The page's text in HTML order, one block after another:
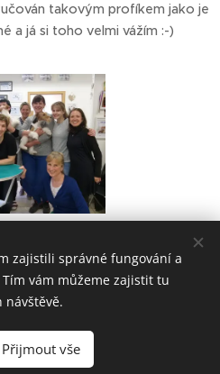
takovým profíkem jako je
a já si toho velmi vážím :-)
Cookies
zajistili správné fungování a
vám můžeme zajistit tu
Přijmout vše